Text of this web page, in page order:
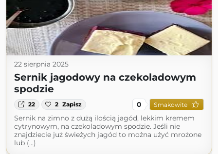
22 sierpnia 2025
Sernik jagodowy na czekoladowym
spodzie
22 2 Zapisz 0 Smakowite
Sernik na zimno z dużą ilością jagód, lekkim kremem
cytrynowym, na czekoladowym spodzie. Jeśli nie
znajdziecie już świeżych jagód to można użyć mrożone
lub (...)